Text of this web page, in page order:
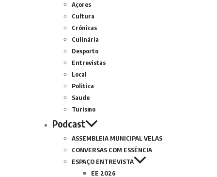
Açores
Cultura
Crónicas
Culinária
Desporto
Entrevistas
Local
Politica
Saude
Turismo
Podcast
ASSEMBLEIA MUNICIPAL VELAS
CONVERSAS COM ESSÊNCIA
ESPAÇO ENTREVISTA
EE 2026